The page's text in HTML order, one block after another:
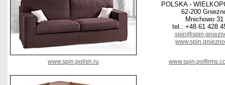
POLSKA -
62-200
Mnichowo 31
tel.: +48 61 428
www.spin.polish.ru